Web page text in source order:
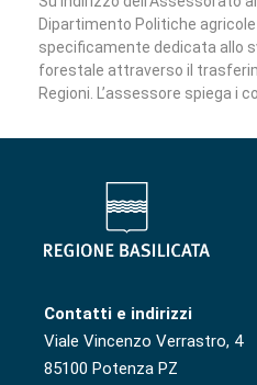
Dipartimento Politiche
specificamente dedicata allo
forestale attraverso il
Regioni. L’assessore spiega i
Contatti e indirizzi
Viale Vincenzo Verrastro, 4
85100 Potenza PZ